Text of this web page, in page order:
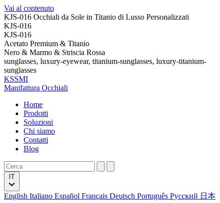
Vai al contenuto
KJS-016 Occhiali da Sole in Titanio di Lusso Personalizzati
KJS-016
KJS-016
Acetato Premium & Titanio
Nero & Marmo & Striscia Rossa
sunglasses, luxury-eyewear, titanium-sunglasses, luxury-titanium-
sunglasses
KSSMI
Manifattura Occhiali
Home
Prodotti
Soluzioni
Chi siamo
Contatti
Blog
English Italiano Español Français Deutsch Português Русский 日本